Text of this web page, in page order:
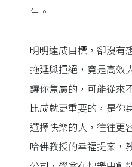
生。
明明達成目標，卻沒有
拖延與拒絕，竟是高效
讓你焦慮的，可能從來
比成就更重要的，是你
選擇快樂的人，往往更
哈佛教授的幸福提案，